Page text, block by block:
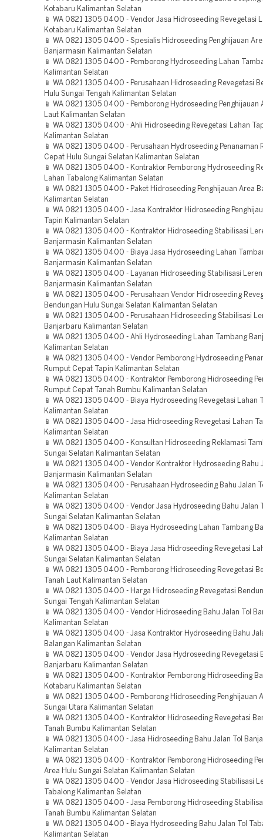
Kotabaru Kalimantan Selatan
📱 WA 0821 1305 0400 - Vendor Jasa Hidroseeding Revegetasi
Kotabaru Kalimantan Selatan
📱 WA 0821 1305 0400 - Spesialis Hidroseeding Penghijauan
Banjarmasin Kalimantan Selatan
📱 WA 0821 1305 0400 - Pemborong Hydroseeding Lahan
Kalimantan Selatan
📱 WA 0821 1305 0400 - Perusahaan Hidroseeding Revegetasi
Hulu Sungai Tengah Kalimantan Selatan
📱 WA 0821 1305 0400 - Pemborong Hydroseeding Penghijauan
Laut Kalimantan Selatan
📱 WA 0821 1305 0400 - Ahli Hidroseeding Revegetasi Lahan
Kalimantan Selatan
📱 WA 0821 1305 0400 - Perusahaan Hydroseeding Penanaman
Cepat Hulu Sungai Selatan Kalimantan Selatan
📱 WA 0821 1305 0400 - Kontraktor Pemborong Hydroseeding
Lahan Tabalong Kalimantan Selatan
📱 WA 0821 1305 0400 - Paket Hidroseeding Penghijauan Area
Kalimantan Selatan
📱 WA 0821 1305 0400 - Jasa Kontraktor Hidroseeding
Tapin Kalimantan Selatan
📱 WA 0821 1305 0400 - Kontraktor Hidroseeding Stabilisasi
Banjarmasin Kalimantan Selatan
📱 WA 0821 1305 0400 - Biaya Jasa Hydroseeding Lahan
Banjarmasin Kalimantan Selatan
📱 WA 0821 1305 0400 - Layanan Hidroseeding Stabilisasi
Banjarmasin Kalimantan Selatan
📱 WA 0821 1305 0400 - Perusahaan Vendor Hidroseeding
Bendungan Hulu Sungai Selatan Kalimantan Selatan
📱 WA 0821 1305 0400 - Perusahaan Hidroseeding Stabilisasi
Banjarbaru Kalimantan Selatan
📱 WA 0821 1305 0400 - Ahli Hydroseeding Lahan Tambang
Kalimantan Selatan
📱 WA 0821 1305 0400 - Vendor Pemborong Hydroseeding
Rumput Cepat Tapin Kalimantan Selatan
📱 WA 0821 1305 0400 - Kontraktor Pemborong Hidroseeding
Rumput Cepat Tanah Bumbu Kalimantan Selatan
📱 WA 0821 1305 0400 - Biaya Hydroseeding Revegetasi Lahan
Kalimantan Selatan
📱 WA 0821 1305 0400 - Jasa Hidroseeding Revegetasi Lahan
Kalimantan Selatan
📱 WA 0821 1305 0400 - Konsultan Hidroseeding Reklamasi
Sungai Selatan Kalimantan Selatan
📱 WA 0821 1305 0400 - Vendor Kontraktor Hydroseeding Bahu
Banjarmasin Kalimantan Selatan
📱 WA 0821 1305 0400 - Perusahaan Hydroseeding Bahu Jalan
Kalimantan Selatan
📱 WA 0821 1305 0400 - Vendor Jasa Hydroseeding Bahu Jalan
Sungai Selatan Kalimantan Selatan
📱 WA 0821 1305 0400 - Biaya Hydroseeding Lahan Tambang
Kalimantan Selatan
📱 WA 0821 1305 0400 - Biaya Jasa Hidroseeding Revegetasi
Sungai Selatan Kalimantan Selatan
📱 WA 0821 1305 0400 - Pemborong Hidroseeding Revegetasi
Tanah Laut Kalimantan Selatan
📱 WA 0821 1305 0400 - Harga Hidroseeding Revegetasi
Sungai Tengah Kalimantan Selatan
📱 WA 0821 1305 0400 - Vendor Hidroseeding Bahu Jalan Tol
Kalimantan Selatan
📱 WA 0821 1305 0400 - Jasa Kontraktor Hydroseeding Bahu
Balangan Kalimantan Selatan
📱 WA 0821 1305 0400 - Vendor Jasa Hydroseeding Revegetasi
Banjarbaru Kalimantan Selatan
📱 WA 0821 1305 0400 - Kontraktor Pemborong Hidroseeding
Kotabaru Kalimantan Selatan
📱 WA 0821 1305 0400 - Pemborong Hidroseeding Penghijauan
Sungai Utara Kalimantan Selatan
📱 WA 0821 1305 0400 - Kontraktor Hidroseeding Revegetasi
Tanah Bumbu Kalimantan Selatan
📱 WA 0821 1305 0400 - Jasa Hidroseeding Bahu Jalan Tol
Kalimantan Selatan
📱 WA 0821 1305 0400 - Kontraktor Pemborong Hidroseeding
Area Hulu Sungai Selatan Kalimantan Selatan
📱 WA 0821 1305 0400 - Vendor Jasa Hidroseeding Stabilisasi
Tabalong Kalimantan Selatan
📱 WA 0821 1305 0400 - Jasa Pemborong Hidroseeding
Tanah Bumbu Kalimantan Selatan
📱 WA 0821 1305 0400 - Biaya Hydroseeding Bahu Jalan Tol
Kalimantan Selatan